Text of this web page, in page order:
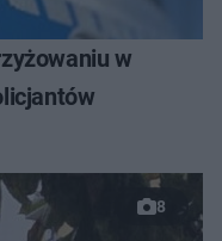
w
8